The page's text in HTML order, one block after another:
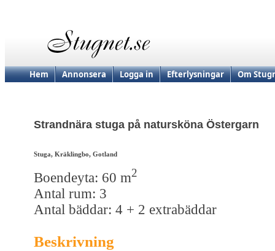
Hem Annonsera Logga in Efterlysningar Om
Strandnära stuga på natursköna Östergarn
Stuga, Kräklingbo, Gotland
Boendeyta: 60 m2
Antal rum: 3
Antal bäddar: 4 + 2 extrabäddar
Beskrivning